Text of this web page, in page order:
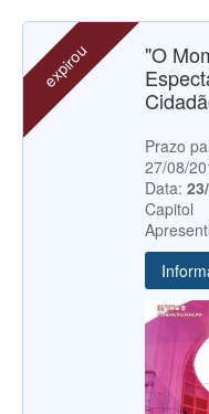
expirou
"O
Prazo
27/08/
Data:
Capitol